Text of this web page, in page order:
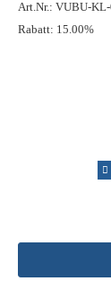
Art.Nr.: VUBU-
Rabatt: 15.00%